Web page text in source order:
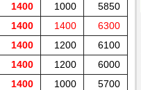
1400 1000
5850
1400 1400
6300
1400 1200
6100
1400 1200
6000
1400 1000
5700